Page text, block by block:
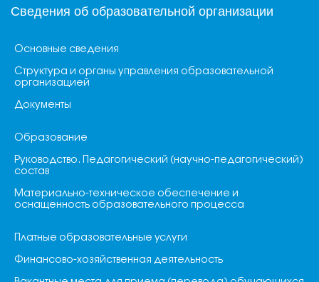
Сведения об образовательной организации
Основные сведения
Структура и органы управления образовательной
организацией
Документы
Образование
Руководство. Педагогический (научно-педагогический)
состав
Материально-техническое обеспечение и
оснащенность образовательного процесса
Платные образовательные услуги
Финансово-хозяйственная деятельность